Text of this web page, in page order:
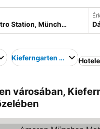
Kieferngarten Metro
városában,